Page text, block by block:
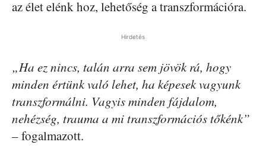
az élet elénk hoz, lehetőség a transzformációra.
Hirdetés
„Ha ez nincs, talán arra sem jövök rá, hogy
minden értünk való lehet, ha képesek vagyunk
transzformálni. Vagyis minden fájdalom,
nehézség, trauma a mi transzformációs tőkénk”
–fogalmazott.